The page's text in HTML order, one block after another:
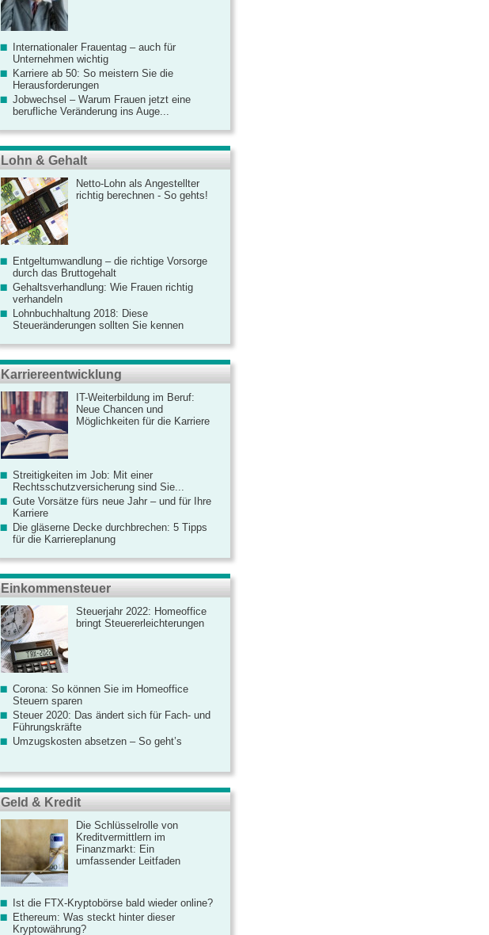
Internationaler Frauentag – auch für
Unternehmen wichtig
Karriere ab 50: So meistern Sie die
Herausforderungen
Jobwechsel – Warum Frauen jetzt eine
berufliche Veränderung ins Auge...
Lohn & Gehalt
Netto-Lohn als Angestellter
richtig berechnen - So gehts!
Entgeltumwandlung – die richtige Vorsorge
durch das Bruttogehalt
Gehaltsverhandlung: Wie Frauen richtig
verhandeln
Lohnbuchhaltung 2018: Diese
Steueränderungen sollten Sie kennen
Karriereentwicklung
IT-Weiterbildung im Beruf:
Neue Chancen und
Möglichkeiten für die Karriere
Streitigkeiten im Job: Mit einer
Rechtsschutzversicherung sind Sie...
Gute Vorsätze fürs neue Jahr – und für Ihre
Karriere
Die gläserne Decke durchbrechen: 5 Tipps
für die Karriereplanung
Einkommensteuer
Steuerjahr 2022: Homeoffice
bringt Steuererleichterungen
Corona: So können Sie im Homeoffice
Steuern sparen
Steuer 2020: Das ändert sich für Fach- und
Führungskräfte
Umzugskosten absetzen – So geht’s
Geld & Kredit
Die Schlüsselrolle von
Kreditvermittlern im
Finanzmarkt: Ein
umfassender Leitfaden
Ist die FTX-Kryptobörse bald wieder online?
Ethereum: Was steckt hinter dieser
Kryptowährung?